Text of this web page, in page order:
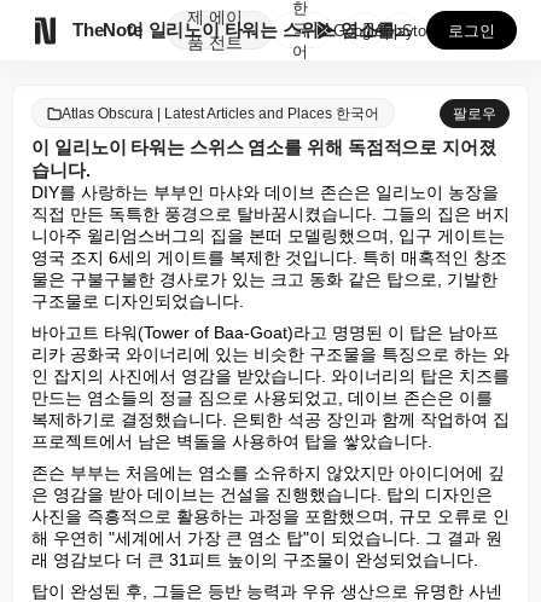
TheNote
제
품
에이
전트
이 일리노이 타워는 스위스 염소를 위해 독점적으로 지어...
한
국
어
GooglePlay
AppStore 로그인
Atlas Obscura | Latest Articles and Places 한국어 팔로우
이 일리노이 타워는 스위스 염소를 위해 독점적으로 지어졌
습니다.
DIY를 사랑하는 부부인 마샤와 데이브 존슨은 일리노이 농장을
직접 만든 독특한 풍경으로 탈바꿈시켰습니다. 그들의 집은 버지
니아주 윌리엄스버그의 집을 본떠 모델링했으며, 입구 게이트는
영국 조지 6세의 게이트를 복제한 것입니다. 특히 매혹적인 창조
물은 구불구불한 경사로가 있는 크고 동화 같은 탑으로, 기발한
구조물로 디자인되었습니다.
바아고트 타워(Tower of Baa-Goat)라고 명명된 이 탑은 남아프
리카 공화국 와이너리에 있는 비슷한 구조물을 특징으로 하는 와
인 잡지의 사진에서 영감을 받았습니다. 와이너리의 탑은 치즈를
만드는 염소들의 정글 짐으로 사용되었고, 데이브 존슨은 이를
복제하기로 결정했습니다. 은퇴한 석공 장인과 함께 작업하여 집
프로젝트에서 남은 벽돌을 사용하여 탑을 쌓았습니다.
존슨 부부는 처음에는 염소를 소유하지 않았지만 아이디어에 깊
은 영감을 받아 데이브는 건설을 진행했습니다. 탑의 디자인은
사진을 즉흥적으로 활용하는 과정을 포함했으며, 규모 오류로 인
해 우연히 "세계에서 가장 큰 염소 탑"이 되었습니다. 그 결과 원
래 영감보다 더 큰 31피트 높이의 구조물이 완성되었습니다.
탑이 완성된 후, 그들은 등반 능력과 우유 생산으로 유명한 사넨